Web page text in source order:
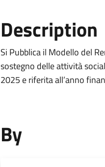
Description
Si Pubblica il Modello del
sostegno delle attività
2025 e riferita all’anno
By